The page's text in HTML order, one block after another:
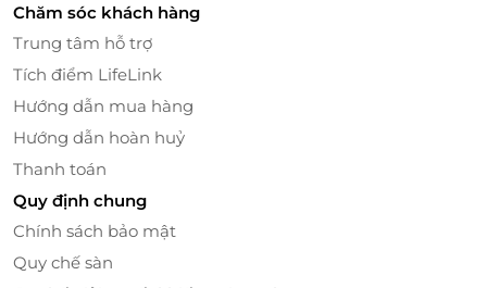
Chăm sóc khách hàng
Trung tâm hỗ trợ
Tích điểm LifeLink
Hướng dẫn mua hàng
Hướng dẫn hoàn huỷ
Thanh toán
Quy định chung
Chính sách bảo mật
Quy chế sàn